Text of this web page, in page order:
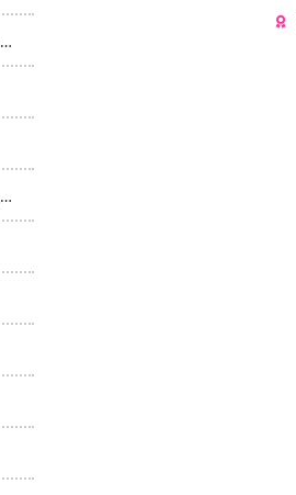
ネイルファイル・エメリーボード・シャイナー
スタンド・空容器・ケース・ディスペンサー類